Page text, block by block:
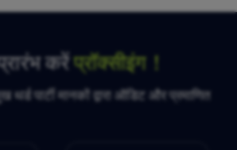
करेंप्रॉक्सीइंग！
पार्टी मानकों द्वारा ऑडिट और प्रमाणित